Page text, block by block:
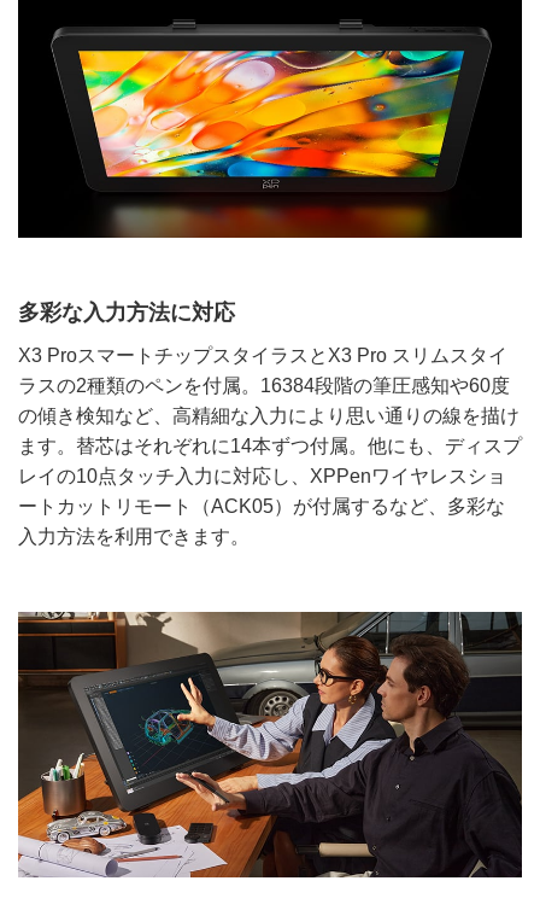
多彩な入力方法に対応
X3 ProスマートチップスタイラスとX3 Pro スリムスタイ
ラスの2種類のペンを付属。16384段階の筆圧感知や60度
の傾き検知など、高精細な入力により思い通りの線を描け
ます。替芯はそれぞれに14本ずつ付属。他にも、ディスプ
レイの10点タッチ入力に対応し、XPPenワイヤレスショ
ートカットリモート（ACK05）が付属するなど、多彩な
入力方法を利用できます。